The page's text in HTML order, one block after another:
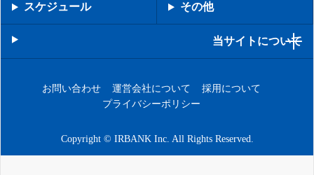
スケジュール その他
当サイトについて
お問い合わせ 運営会社について
採用について
プライバシーポリシー
Copyright © IRBANK Inc. All Rights Reserved.